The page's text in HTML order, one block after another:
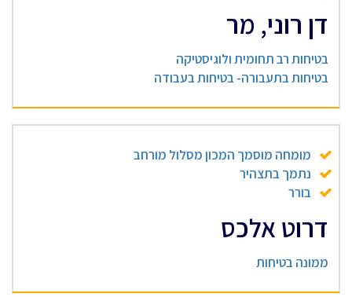
דן רוני, מר
בטיחות רב תחומית ולוגיסטיקה
בטיחות בתעבורה- בטיחות בעבודה
מומחה מוסמך המכון מסלול מורחב
נתמך בתצהיר
בורר
דרוט אלכס
ממונה בטיחות